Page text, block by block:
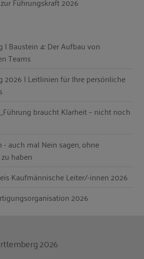
| Baustein 4: Der Aufbau von
Teams
2026 | Leitlinien für Ihre persönliche
braucht Klarheit – nicht noch
- auch mal Nein sagen, ohne
haben
Kaufmännische Leiter/-innen 2026
2026
2026